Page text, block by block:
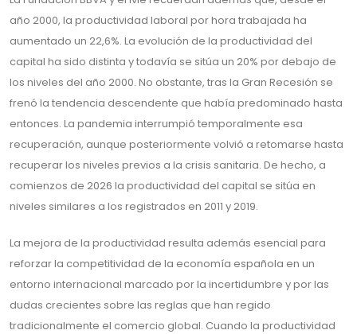
año 2000, la productividad laboral por hora trabajada ha
aumentado un 22,6%. La evolución de la productividad del
capital ha sido distinta y todavía se sitúa un 20% por debajo de
los niveles del año 2000. No obstante, tras la Gran Recesión se
frenó la tendencia descendente que había predominado hasta
entonces. La pandemia interrumpió temporalmente esa
recuperación, aunque posteriormente volvió a retomarse hasta
recuperar los niveles previos a la crisis sanitaria. De hecho, a
comienzos de 2026 la productividad del capital se sitúa en
niveles similares a los registrados en 2011 y 2019.
La mejora de la productividad resulta además esencial para
reforzar la competitividad de la economía española en un
entorno internacional marcado por la incertidumbre y por las
dudas crecientes sobre las reglas que han regido
tradicionalmente el comercio global. Cuando la productividad